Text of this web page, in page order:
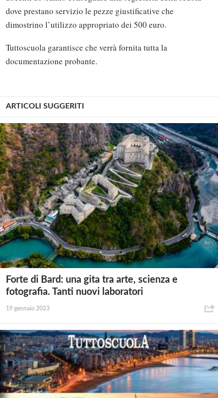
dove prestano servizio le pezze giustificative che
dimostrino l’utilizzo appropriato dei 500 euro.
Tuttoscuola garantisce che verrà fornita tutta la
documentazione probante.
ARTICOLI SUGGERITI
Forte di Bard: una gita tra arte, scienza e
fotografia. Tanti nuovi laboratori
19 gennaio 2023